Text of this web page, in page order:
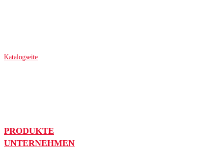
Katalogseite
PRODUKTE
UNTERNEHMEN